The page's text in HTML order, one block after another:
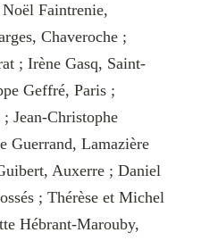
Faintrenie,
Chaveroche ;
; Irène Gasq, Saint-
Geffré, Paris ;
Jean-Christophe
Guerrand, Lamazière
Auxerre ; Daniel
; Thérèse et Michel
Hébrant-Marouby,